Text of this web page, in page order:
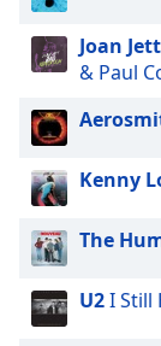
Joan Jett
& Paul
Kenny
The
U2I Still